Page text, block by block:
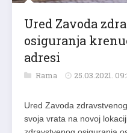
Ured Zavoda
osiguranja
adresi
Rama 25.03.2021.
Ured Zavoda
svoja vrata na novoj